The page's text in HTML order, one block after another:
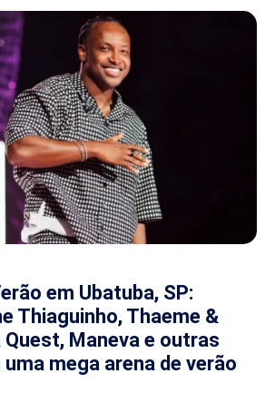
em Ubatuba, SP:
Thiaguinho, Thaeme &
Maneva e outras
mega arena de verão